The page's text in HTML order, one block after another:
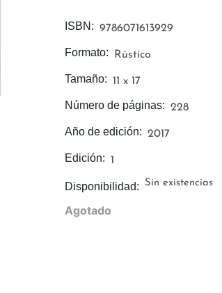
Agotado
Disponibilidad: Sin existencias
Edición: 1
Año de edición: 2017
Número de páginas: 228
Tamaño: 11 x 17
Formato: Rústico
ISBN: 9786071613929